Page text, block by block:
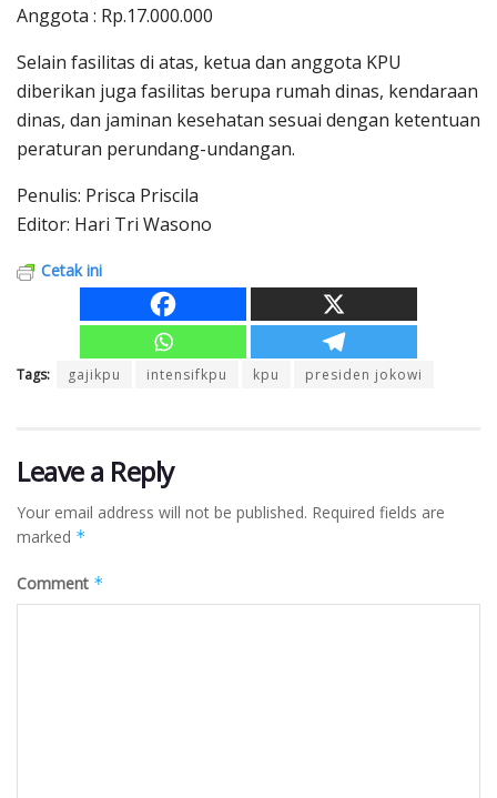
Anggota : Rp.17.000.000
Selain fasilitas di atas, ketua dan anggota KPU
diberikan juga fasilitas berupa rumah dinas, kendaraan
dinas, dan jaminan kesehatan sesuai dengan ketentuan
peraturan perundang-undangan.
Penulis: Prisca Priscila
Editor: Hari Tri Wasono
Cetak ini
Tags: gajikpu intensifkpu kpu presiden jokowi
Leave a Reply
Your email address will not be published. Required fields are
marked *
Comment *